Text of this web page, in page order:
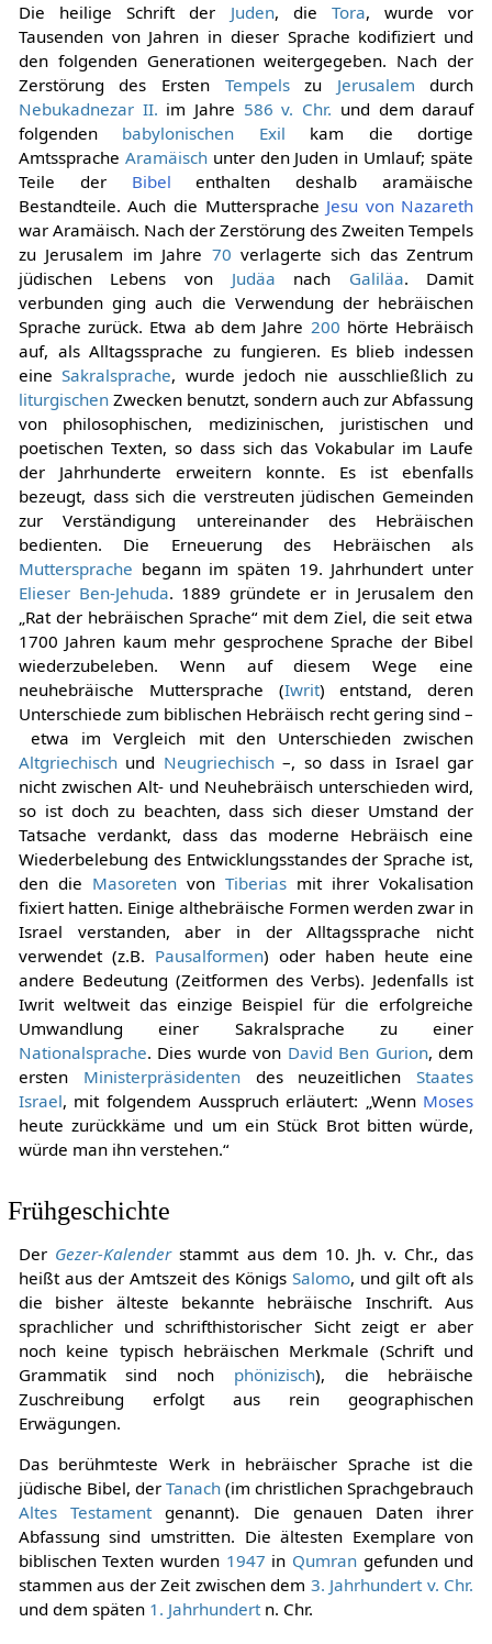
Die heilige Schrift der Juden, die Tora, wurde vor
Tausenden von Jahren in dieser Sprache kodifiziert und
den folgenden Generationen weitergegeben. Nach der
Zerstörung des Ersten Tempelszu Jerusalem durch
Nebukadnezar II. im Jahre 586 v. Chr. und dem darauf
folgenden babylonischen Exil kam die dortige
Amtssprache Aramäischunter den Juden in Umlauf; späte
Teile der Bibel enthalten deshalb aramäische
Bestandteile. Auch die Muttersprache Jesu von Nazareth
war Aramäisch. Nach der Zerstörung des Zweiten Tempels
zu Jerusalem im Jahre 70 verlagerte sich das Zentrum
jüdischen Lebens von Judäa nach Galiläa. Damit
verbunden ging auch die Verwendung der hebräischen
Sprache zurück. Etwa ab dem Jahre 200 hörte Hebräisch
auf, als Alltagssprache zu fungieren. Es blieb indessen
eineSakralsprache, wurde jedoch nie ausschließlich zu
liturgischenZwecken benutzt, sondern auch zur Abfassung
von philosophischen, medizinischen, juristischen und
poetischen Texten, so dass sich das Vokabular im Laufe
der Jahrhunderte erweitern konnte. Es ist ebenfalls
bezeugt, dass sich die verstreuten jüdischen Gemeinden
zur Verständigung untereinander des Hebräischen
bedienten. Die Erneuerung des Hebräischen als
Muttersprache begann im späten 19. Jahrhundert unter
Elieser Ben-Jehuda. 1889 gründete er in Jerusalem den
„Rat der hebräischen Sprache“ mit dem Ziel, die seit etwa
1700 Jahren kaum mehr gesprochene Sprache der Bibel
wiederzubeleben. Wenn auf diesem Wege eine
neuhebräische Muttersprache (Iwrit) entstand, deren
Unterschiede zum biblischen Hebräisch recht gering sind –
etwa im Vergleich mit den Unterschieden zwischen
Altgriechischund Neugriechisch–, so dass in Israel gar
nicht zwischen Alt- und Neuhebräisch unterschieden wird,
so ist doch zu beachten, dass sich dieser Umstand der
Tatsache verdankt, dass das moderne Hebräisch eine
Wiederbelebung des Entwicklungsstandes der Sprache ist,
den die MasoretenvonTiberias mit ihrer Vokalisation
fixiert hatten. Einige althebräische Formen werden zwar in
Israel verstanden, aber in der Alltagssprache nicht
verwendet (z.B. Pausalformen) oder haben heute eine
andere Bedeutung (Zeitformen des Verbs). Jedenfalls ist
Iwrit weltweit das einzige Beispiel für die erfolgreiche
Umwandlung einer Sakralsprache zu einer
Nationalsprache. Dies wurde von David Ben Gurion, dem
ersten Ministerpräsidentendes neuzeitlichenStaates
Israel, mit folgendem Ausspruch erläutert: „Wenn Moses
heute zurückkäme und um ein Stück Brot bitten würde,
würde man ihn verstehen.“
Frühgeschichte
Der Gezer-Kalenderstammt aus dem 10. Jh. v. Chr., das
heißt aus der Amtszeit des KönigsSalomo, und gilt oft als
die bisher älteste bekannte hebräische Inschrift. Aus
sprachlicher und schrifthistorischer Sicht zeigt er aber
noch keine typisch hebräischen Merkmale (Schrift und
Grammatik sind noch phönizisch), die hebräische
Zuschreibung erfolgt aus rein geographischen
Erwägungen.
Das berühmteste Werk in hebräischer Sprache ist die
jüdische Bibel, der Tanach (im christlichen Sprachgebrauch
Altes Testamentgenannt). Die genauen Daten ihrer
Abfassung sind umstritten. Die ältesten Exemplare von
biblischen Texten wurden 1947 in Qumrangefunden und
stammen aus der Zeit zwischen dem 3. Jahrhundert v. Chr.
und dem späten 1. Jahrhundertn. Chr.